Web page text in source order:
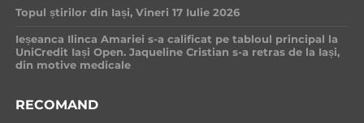
Topul știrilor din Iași, Vineri 17 Iulie 2026
Ieșeanca Ilinca Amariei s-a calificat pe tabloul principal la
UniCredit Iași Open. Jaqueline Cristian s-a retras de la Iași,
din motive medicale
RECOMAND